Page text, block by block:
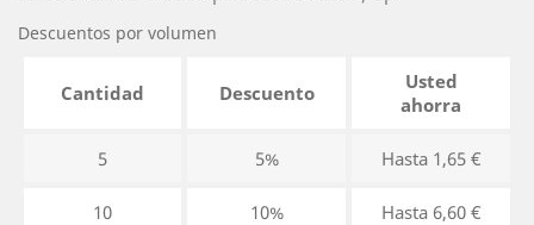
Descuentos por volumen
Cantidad Descuento
Usted
ahorra
5 5% Hasta 1,65 €
10 10% Hasta 6,60 €